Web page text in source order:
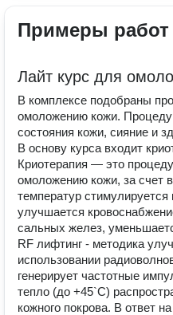
Примеры работ
Лайт курс для
В комплексе подобраны
омоложению кожи.
состояния кожи, сияние и
В основу курса входит
Криотерапия — это
омоложению кожи, за счет
температур стимулируется
улучшается
сальных желез,
RF лифтинг - методика
использовании
генерирует частотные
тепло (до +45`С)
кожного покрова. В ответ